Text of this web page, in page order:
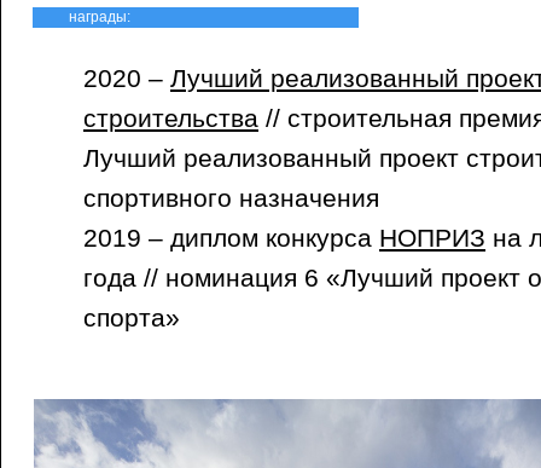
награды:
2020 – Лучший реализованный
строительства // строительная
Лучший реализованный проект
спортивного назначения
2019 – диплом конкурса НОПРИЗ на
года // номинация 6 «Лучший проект
спорта»